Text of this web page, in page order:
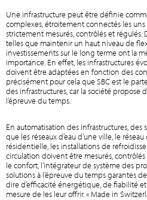
Une infrastructure peut être définie
complexes, étroitement connectés les
strictement mesurés, contrôlés et régulés.
telles que maintenir un haut niveau de
investissements sur le long terme ont la
importance. En effet, les infrastructures
doivent être adaptées en fonction des
précisément pour cela que SBC est le
des infrastructures, car la société propose
l’épreuve du temps.
En automatisation des infrastructures,
que les réseaux d’eau d’une ville, le
résidentielle, les installations de
circulation doivent être mesurés, contrôlés
le confort, l’intégrateur de système des
solutions à l’épreuve du temps garantes
dire d’efficacité énergétique, de fiabilité
mesure de les leur offrir. « Made in